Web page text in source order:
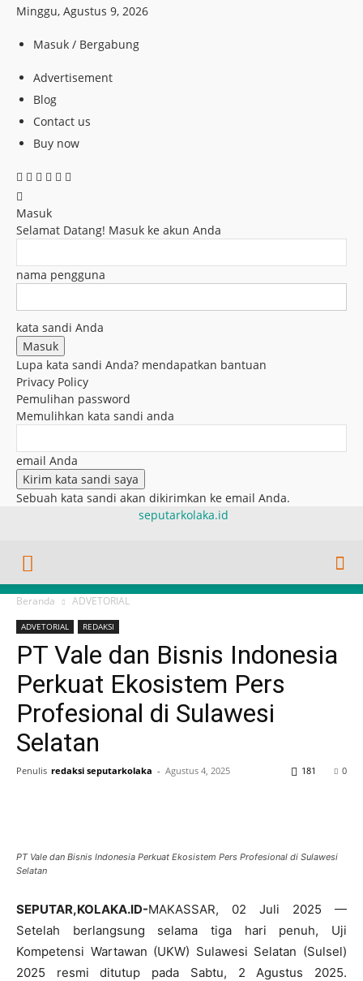
Minggu, Agustus 9, 2026
Masuk / Bergabung
Advertisement
Blog
Contact us
Buy now
Masuk
Selamat Datang! Masuk ke akun Anda
nama pengguna
kata sandi Anda
Lupa kata sandi Anda? mendapatkan bantuan
Privacy Policy
Pemulihan password
Memulihkan kata sandi anda
email Anda
Sebuah kata sandi akan dikirimkan ke email Anda.
seputarkolaka.id
Beranda ADVETORIAL
ADVETORIAL REDAKSI
PT Vale dan Bisnis Indonesia
Perkuat Ekosistem Pers
Profesional di Sulawesi
Selatan
Penulis redaksi seputarkolaka - Agustus 4, 2025 0
181
PT Vale dan Bisnis Indonesia Perkuat Ekosistem Pers Profesional di Sulawesi
Selatan
SEPUTAR,KOLAKA.ID-MAKASSAR, 02 Juli 2025 —
Setelah berlangsung selama tiga hari penuh, Uji
Kompetensi Wartawan (UKW) Sulawesi Selatan (Sulsel)
2025 resmi ditutup pada Sabtu, 2 Agustus 2025.